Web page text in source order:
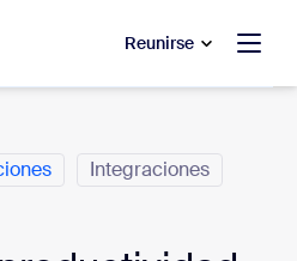
Reunirse
Integraciones